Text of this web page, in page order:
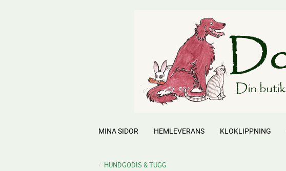
MINA SIDOR HEMLEVERANS KLOKLIPPNING
HUNDGODIS & TUGG